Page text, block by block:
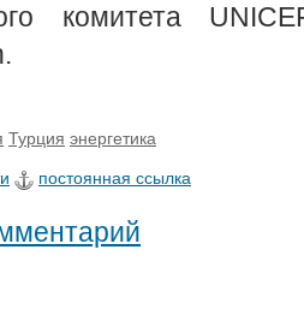
комитета
Турция энергетика
постоянная ссылка